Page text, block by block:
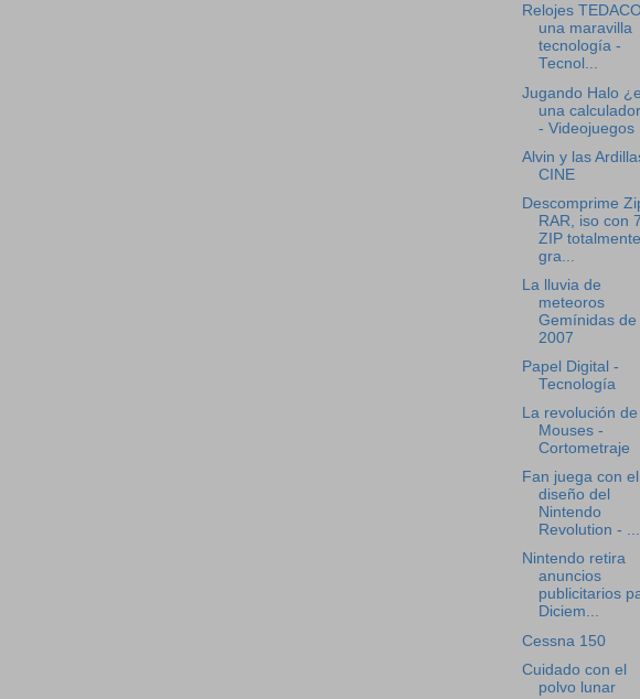
Relojes
una maravilla
tecnología -
Tecnol...
Jugando Halo
una
- Videojuegos
Alvin y las
CINE
Descomprime
RAR, iso con
ZIP totalmente
gra...
La lluvia de
meteoros
Gemínidas de
2007
Papel Digital -
Tecnología
La revolución
Mouses -
Cortometraje
Fan juega con el
diseño del
Nintendo
Revolution - ...
Nintendo retira
anuncios
publicitarios
Diciem...
Cessna 150
Cuidado con el
polvo lunar